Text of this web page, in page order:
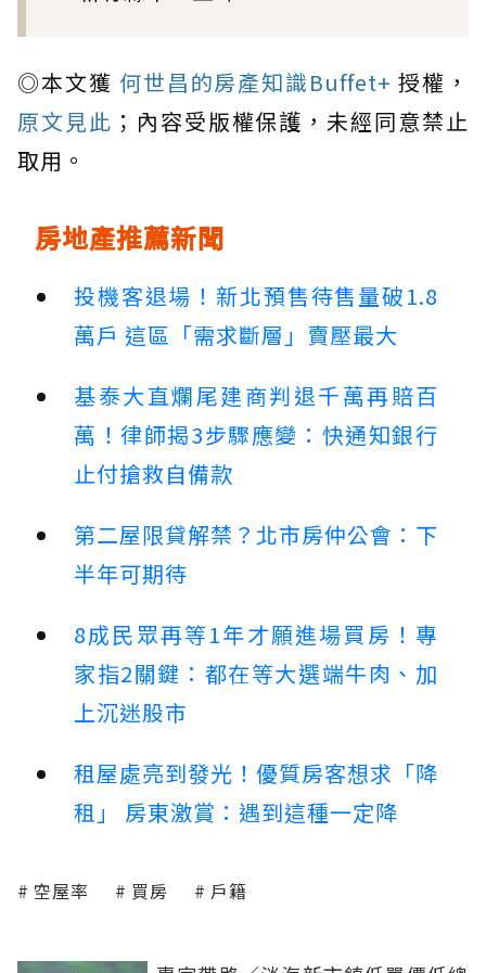
◎本文獲 何世昌的房產知識Buffet+授權，
原文見此 ；內容受版權保護，未經同意禁止
取用。
房地產推薦新聞
投機客退場！新北預售待售量破1.8
萬戶 這區「需求斷層」賣壓最大
基泰大直爛尾建商判退千萬再賠百
萬！律師揭3步驟應變：快通知銀行
止付搶救自備款
第二屋限貸解禁？北市房仲公會：下
半年可期待
8成民眾再等1年才願進場買房！專
家指2關鍵：都在等大選端牛肉、加
上沉迷股市
租屋處亮到發光！優質房客想求「降
租」 房東激賞：遇到這種一定降
空屋率 買房 戶籍